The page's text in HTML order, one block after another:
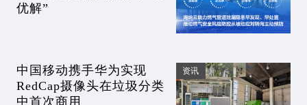
优解”
中国移动携手华为实现
RedCap摄像头在垃圾分类
中首次商用
资讯